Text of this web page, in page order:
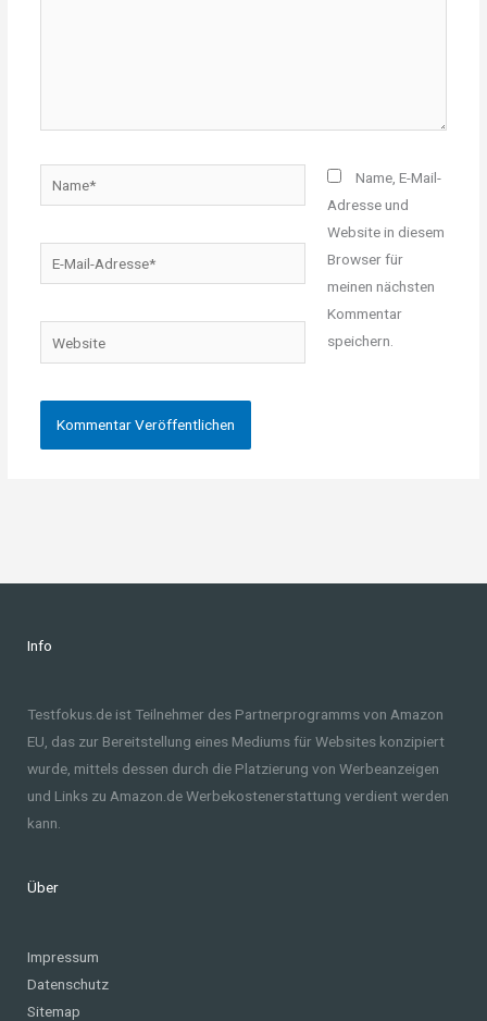
Mail-
Website
Name, E-Mail-
Adresse und
Website in diesem
Browser für
meinen nächsten
Kommentar
speichern.
Info
Testfokus.de ist Teilnehmer des Partnerprogramms von Amazon
EU, das zur Bereitstellung eines Mediums für Websites konzipiert
wurde, mittels dessen durch die Platzierung von Werbeanzeigen
und Links zu Amazon.de Werbekostenerstattung verdient werden
kann.
Über
Impressum
Datenschutz
Sitemap